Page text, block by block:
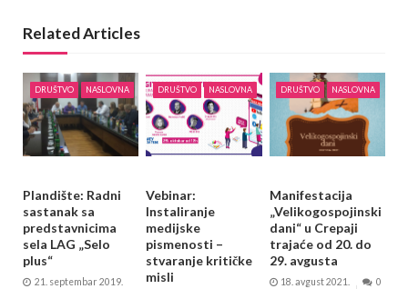
Related Articles
DRUŠTVO NASLOVNA
Plandište: Radni
sastanak sa
predstavnicima
sela LAG „Selo
plus“
21. septembar 2019.
DRUŠTVO NASLOVNA
Vebinar:
Instaliranje
medijske
pismenosti –
stvaranje kritičke
misli
DRUŠTVO NASLOVNA
Manifestacija
„Velikogospojinski
dani“ u Crepaji
trajaće od 20. do
29. avgusta
18. avgust 2021.
0